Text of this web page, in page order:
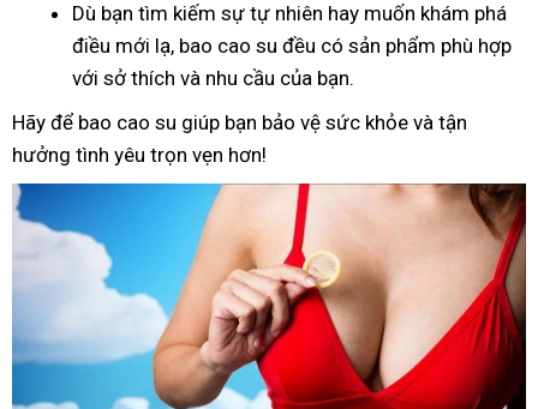
Dù bạn tìm kiếm sự tự nhiên hay muốn khám phá
điều mới lạ, bao cao su đều có sản phẩm phù hợp
với sở thích và nhu cầu của bạn.
Hãy để bao cao su giúp bạn bảo vệ sức khỏe và tận
hưởng tình yêu trọn vẹn hơn!